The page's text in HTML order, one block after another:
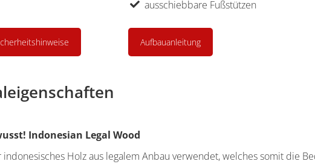
ausschiebbare Fußstützen
Aufbauanleitung
Indonesian Legal Wood
indonesisches Holz aus legalem Anbau verwendet, welches somit die